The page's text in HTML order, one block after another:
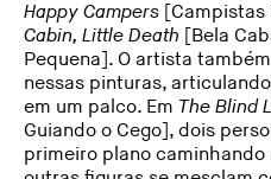
Happy Campers [Campistas
Cabin, Little Death [Bela
Pequena]. O artista
nessas pinturas,
em um palco. Em The Blind
Guiando o Cego], dois
primeiro plano